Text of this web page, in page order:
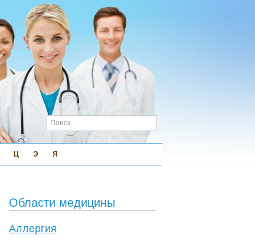
Ц Э Я
Области медицины
Аллергия